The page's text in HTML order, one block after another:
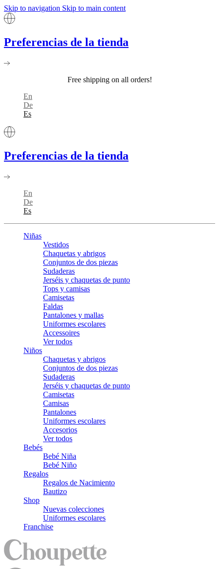
Skip to navigation Skip to main content
Preferencias de la tienda
Free shipping on all orders!
En
De
Es
Preferencias de la tienda
En
De
Es
Niñas
Vestidos
Chaquetas y abrigos
Conjuntos de dos piezas
Sudaderas
Jerséis y chaquetas de punto
Tops y camisas
Camisetas
Faldas
Pantalones y mallas
Uniformes escolares
Accessoires
Ver todos
Niños
Chaquetas y abrigos
Conjuntos de dos piezas
Sudaderas
Jerséis y chaquetas de punto
Camisetas
Camisas
Pantalones
Uniformes escolares
Accesorios
Ver todos
Bebés
Bebé Niña
Bebé Niño
Regalos
Regalos de Nacimiento
Bautizo
Shop
Nuevas colecciones
Uniformes escolares
Franchise